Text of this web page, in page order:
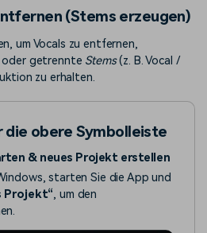
(Stems erzeugen)
um Vocals zu entfernen,
oder getrennte Stems(z. B. Vocal /
zu erhalten.
die obere Symbolleiste
& neues Projekt erstellen
starten Sie die App und
Projekt“, um den